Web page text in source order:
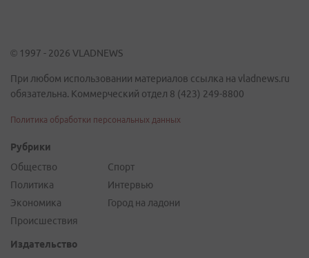
© 1997 - 2026 VLADNEWS
При любом использовании материалов ссылка на vladnews.ru
обязательна. Коммерческий отдел 8 (423) 249-8800
Политика обработки персональных данных
Рубрики
Общество
Политика
Экономика
Происшествия
Спорт
Интервью
Город на ладони
Издательство